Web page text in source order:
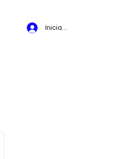
Iniciar sesión